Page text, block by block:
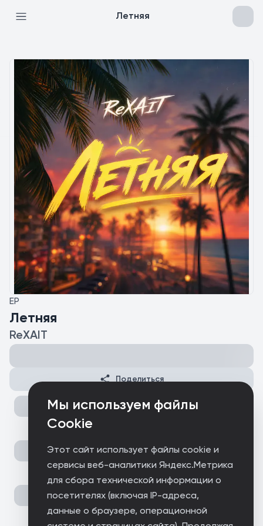
Мы используем файлы
Cookie
Этот сайт использует файлы cookie и
сервисы веб-аналитики Яндекс.Метрика
для сбора технической информации о
посетителях (включая IP-адреса,
данные о браузере, операционной
Летняя
EP
Летняя
ReXAIT
Поделиться